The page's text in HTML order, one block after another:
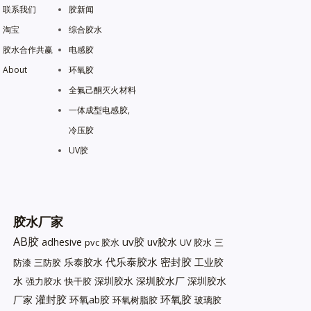
联系我们
淘宝
胶水合作共赢
About
胶新闻
综合胶水
电感胶
环氧胶
全氟己酮灭火材料
一体成型电感胶,
冷压胶
UV胶
胶水厂家
AB胶 adhesive pvc 胶水 uv胶 uv胶水 UV 胶水 三
防漆 三防胶 乐泰胶水 代乐泰胶水 密封胶 工业胶
水 强力胶水 快干胶 深圳胶水 深圳胶水厂 深圳胶水
厂家 灌封胶 环氧ab胶 环氧树脂胶 环氧胶 玻璃胶